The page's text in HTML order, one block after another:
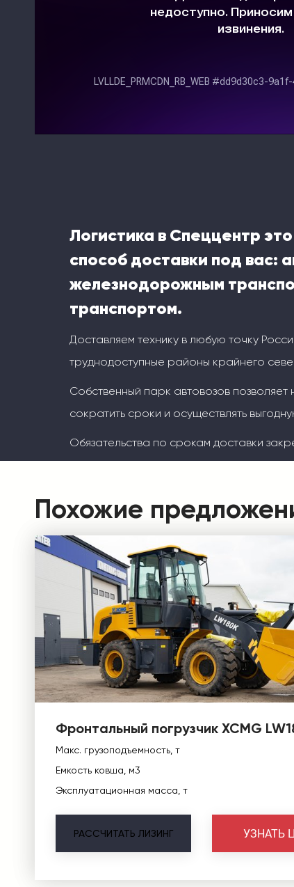
Логистика в Спеццентр
способ доставки под вас:
железнодорожным
транспортом.
Доставляем технику в любую точку
труднодоступные районы крайнего
Собственный парк автовозов позволяет
сократить сроки и осуществлять
Обязательства по срокам доставки
Похожие
Фронтальный погрузчик XCMG
Макс. грузоподъемность, т
Емкость ковша, м3
Эксплуатационная масса, т
РАССЧИТАТЬ ЛИЗИНГ УЗНАТЬ